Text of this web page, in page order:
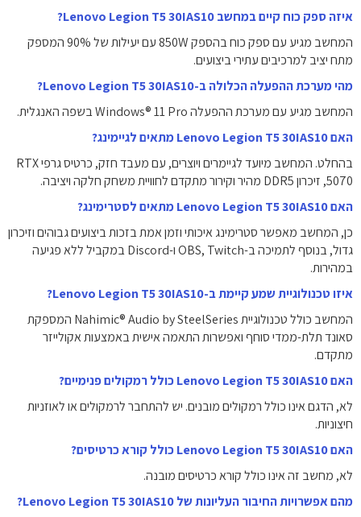
איזה ספק כוח קיים במחשב Lenovo Legion T5 30IAS10?
המחשב מגיע עם ספק כוח בהספק 850W עם יעילות של 90% המספק
מתח יציב למרכיבים עתירי ביצועים.
מהי מערכת ההפעלה הכלולה ב-Lenovo Legion T5 30IAS10?
המחשב מגיע עם מערכת ההפעלה Windows® 11 Pro בשפה האנגלית.
האם Lenovo Legion T5 30IAS10 מתאים לגיימינג?
בהחלט. המחשב מיועד לגיימרים ויוצרים, עם מעבד חזק, כרטיס גרפי RTX
5070, זיכרון DDR5 מהיר וקירור מתקדם לחוויית משחק חלקה ויציבה.
האם Lenovo Legion T5 30IAS10 מתאים לסטרימינג?
כן, המחשב מאפשר סטרימינג איכותי וזמן אמת בזכות ביצועים גבוהים וזיכרון
גדול, בנוסף לתמיכה ב-OBS, Twitch ו-Discord במקביל ללא פגיעה
במהירות.
איזו טכנולוגיית שמע קיימת ב-Lenovo Legion T5 30IAS10?
המחשב כולל טכנולוגיית Nahimic® Audio by SteelSeries המספקת
סאונד תלת-ממדי סוחף ואפשרות התאמה אישית באמצעות אקולייזר
מתקדם.
האם Lenovo Legion T5 30IAS10 כולל רמקולים פנימיים?
לא, הדגם אינו כולל רמקולים מובנים. יש להתחבר לרמקולים או לאוזניות
חיצוניות.
האם Lenovo Legion T5 30IAS10 כולל קורא כרטיסים?
לא, מחשב זה אינו כולל קורא כרטיסים מובנה.
מהם אפשרויות החיבור העליונות של Lenovo Legion T5 30IAS10?